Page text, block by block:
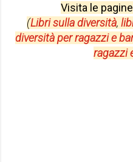
Visita le
(Libri sulla diversità,
diversità perragazzi e
ragazzi